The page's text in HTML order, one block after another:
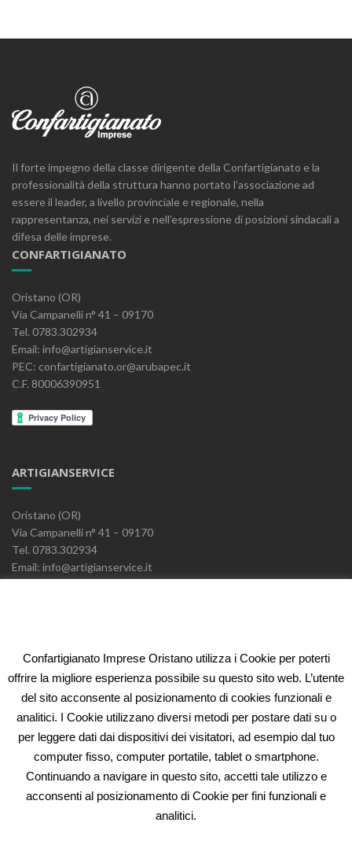
Il forte impegno della classe dirigente della Confartigianato e la
professionalità della struttura hanno portato l’associazione ad
essere il leader, a livello provinciale e regionale, nella
rappresentanza, nei servizi e nell’espressione di posizioni sindacali a
difesa delle imprese.
CONFARTIGIANATO
Oristano (OR)
Via Campanelli n° 41 – 09170
Tel. 0783.302934
Email: info@artigianservice.it
PEC: confartigianato.or@arubapec.it
C.F. 80006390951
ARTIGIANSERVICE
Oristano (OR)
Via Campanelli n° 41 – 09170
Tel. 0783.302934
Email: info@artigianservice.it
ELEONORA FIDI
Oristano (OR)
Tel. 0783.302934
Email: fidi@artigianservice.it
PEC: eleonorafidi@pec.it
P.IVA: 00720010958
Confartigianato Imprese Oristano utilizza i Cookie per poterti
offrire la migliore esperienza possibile su questo sito web. L’utente
del sito acconsente al posizionamento di cookies funzionali e
analitici. I Cookie utilizzano diversi metodi per postare dati su o
per leggere dati dai dispositivi dei visitatori, ad esempio dal tuo
computer fisso, computer portatile, tablet o smartphone.
Continuando a navigare in questo sito, accetti tale utilizzo e
acconsenti al posizionamento di Cookie per fini funzionali e
analitici.